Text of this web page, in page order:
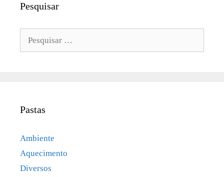
Pesquisar
Pastas
Ambiente
Aquecimento
Diversos